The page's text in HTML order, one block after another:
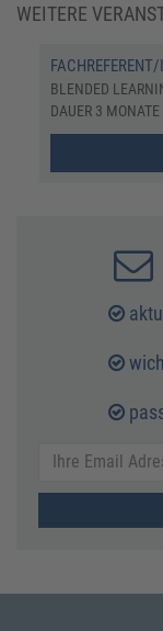
WEITERE
BLENDED
DAUER 3 MONATE